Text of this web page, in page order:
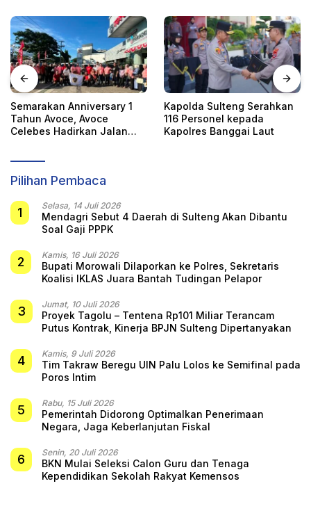
Semarakan Anniversary 1
Tahun Avoce, Avoce
Celebes Hadirkan Jalan
Kapolda Sulteng Serahkan
116 Personel kepada
Kapolres Banggai Laut
Pilihan Pembaca
1 Selasa, 14 Juli 2026
Mendagri Sebut 4 Daerah di Sulteng Akan Dibantu
Soal Gaji PPPK
2 Kamis, 16 Juli 2026
Bupati Morowali Dilaporkan ke Polres, Sekretaris
Koalisi IKLAS Juara Bantah Tudingan Pelapor
3 Jumat, 10 Juli 2026
Proyek Tagolu – Tentena Rp101 Miliar Terancam
Putus Kontrak, Kinerja BPJN Sulteng Dipertanyakan
4 Kamis, 9 Juli 2026
Tim Takraw Beregu UIN Palu Lolos ke Semifinal pada
Poros Intim
5 Rabu, 15 Juli 2026
Pemerintah Didorong Optimalkan Penerimaan
Negara, Jaga Keberlanjutan Fiskal
6 Senin, 20 Juli 2026
BKN Mulai Seleksi Calon Guru dan Tenaga
Kependidikan Sekolah Rakyat Kemensos